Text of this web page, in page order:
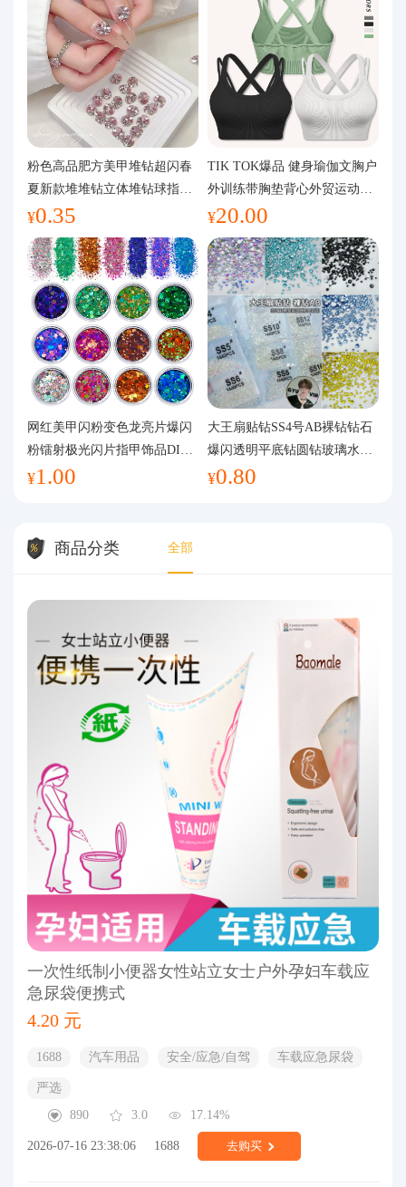
粉色高品肥方美甲堆钻超闪春
夏新款堆堆钻立体堆钻球指甲
装饰品
¥0.35
TIK TOK爆品 健身瑜伽文胸户
外训练带胸垫背心外贸运动瑜
伽服女
¥20.00
网红美甲闪粉变色龙亮片爆闪
粉镭射极光闪片指甲饰品DIY
手工流麻
¥1.00
大王扇贴钻SS4号AB裸钻钻石
爆闪透明平底钻圆钻玻璃水钻
美甲钻饰
¥0.80
商品分类 全部
一次性纸制小便器女性站立女士户外孕妇车载应
急尿袋便携式
4.20 元
1688 汽车用品 安全/应急/自驾 车载应急尿袋
严选
890
3.0 17.14%
2026-07-16 23:38:06 1688 去购买